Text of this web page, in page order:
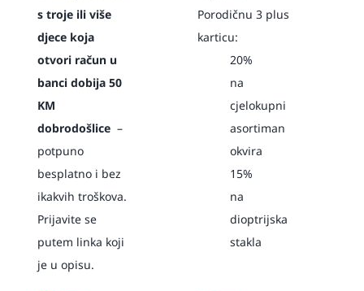
s troje ili više
djece koja
otvori račun u
banci dobija 50
KM
dobrodošlice–
potpuno
besplatno i bez
ikakvih troškova.
Prijavite se
putem linka koji
je u opisu.
Porodičnu 3 plus
karticu:
20%
na
cjelokupni
asortiman
okvira
15%
na
dioptrijska
stakla